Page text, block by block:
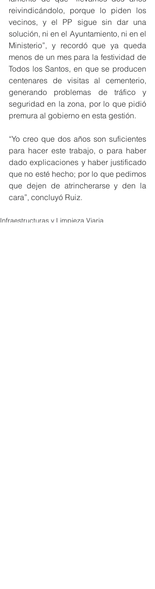
reivindicándolo, porque lo piden los
vecinos, y el PP sigue sin dar una
solución, ni en el Ayuntamiento, ni en el
Ministerio”, y recordó que ya queda
menos de un mes para la festividad de
Todos los Santos, en que se producen
centenares de visitas al cementerio,
generando problemas de tráfico y
seguridad en la zona, por lo que pidió
premura al gobierno en esta gestión.
“Yo creo que dos años son suficientes
para hacer este trabajo, o para haber
dado explicaciones y haber justificado
que no esté hecho; por lo que pedimos
que dejen de atrincherarse y den la
cara”, concluyó Ruiz.
Infraestructuras y Limpieza Viaria